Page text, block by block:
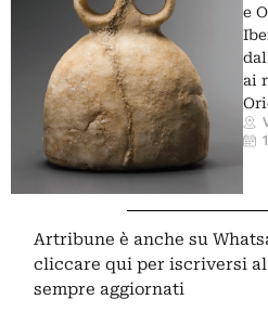
e
ai
Artribune è anche su
cliccare qui per iscriversi al
sempre aggiornati